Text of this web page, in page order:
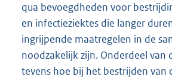
qua bevoegdheden voor
en infectieziektes die langer
ingrijpende maatregelen in de
noodzakelijk zijn. Onderdeel van
tevens hoe bij het bestrijden van